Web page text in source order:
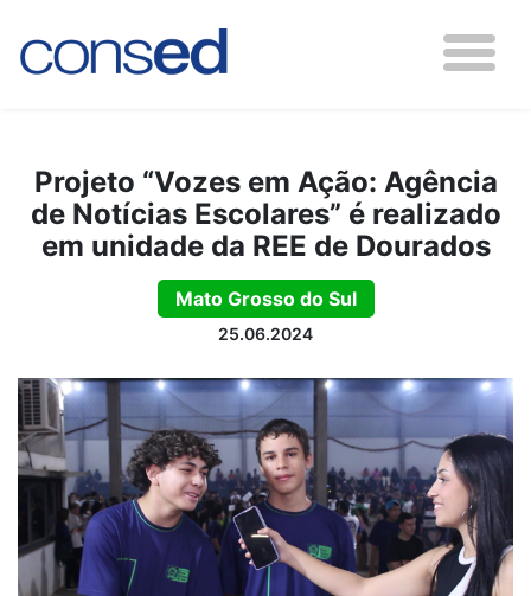
Projeto “Vozes em Ação: Agência
de Notícias Escolares” é realizado
em unidade da REE de Dourados
Mato Grosso do Sul
25.06.2024